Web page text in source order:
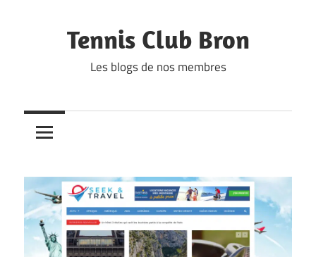
Tennis Club Bron
Les blogs de nos membres